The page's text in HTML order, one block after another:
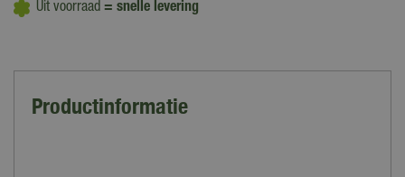
Uit voorraad = snelle levering
Productinformatie